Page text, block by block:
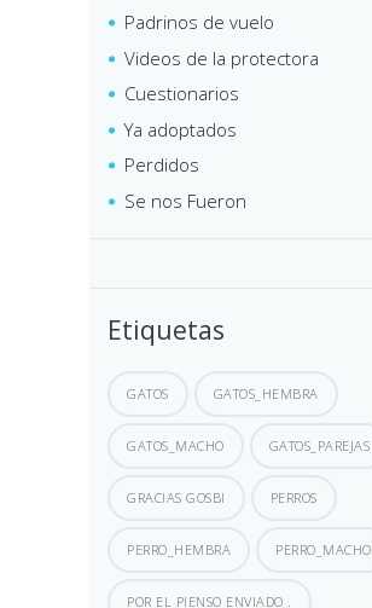
Padrinos de vuelo
Videos de la protectora
Cuestionarios
Ya adoptados
Perdidos
Se nos Fueron
Etiquetas
GATOS GATOS_HEMBRA
GATOS_MACHO GATOS_PAREJAS
GRACIAS GOSBI PERROS
PERRO_HEMBRA PERRO_MACHO
POR EL PIENSO ENVIADO .